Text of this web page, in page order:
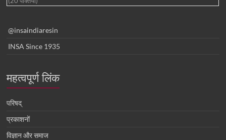
@insaindiaresin
INSA Since 1935
महत्वपूर्ण लिंक
परिषद्
प्रकाशनों
विज्ञान और समाज